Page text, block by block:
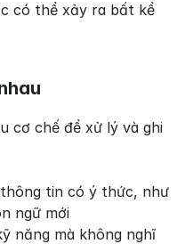
có thể xảy ra bất kể
cơ chế để xử lý và ghi
tin có ý thức, như
ngữ mới
năng mà không nghĩ